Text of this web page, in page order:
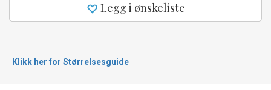
Legg i ønskeliste
Klikk her for Størrelsesguide